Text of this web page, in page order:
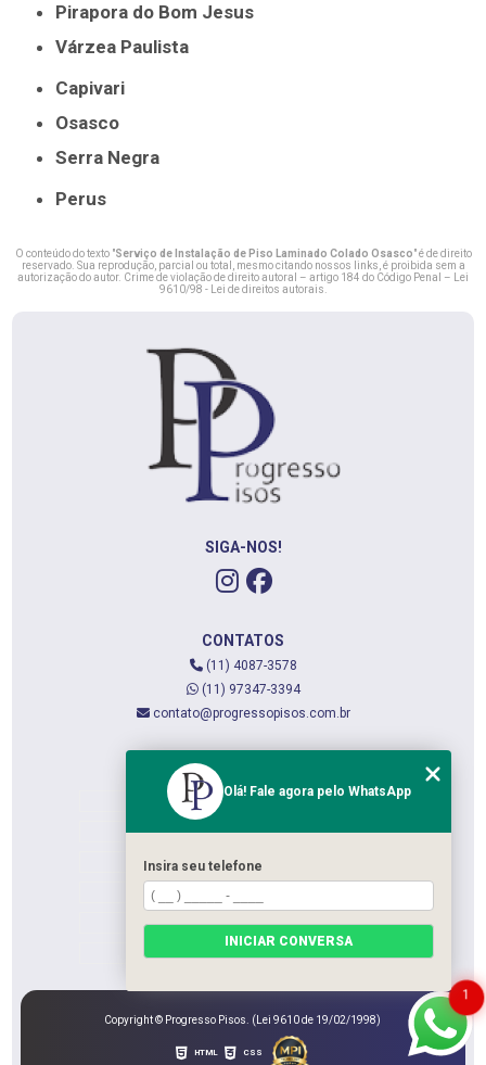
Pirapora do Bom Jesus
Várzea Paulista
Capivari
Osasco
Serra Negra
Perus
O conteúdo do texto "Serviço de Instalação de Piso Laminado Colado Osasco" é de direito
reservado. Sua reprodução, parcial ou total, mesmo citando nossos links, é proibida sem a
autorização do autor. Crime de violação de direito autoral – artigo 184 do Código Penal –
Lei
9610/98 - Lei de direitos autorais
SIGA-NOS!
CONTATOS
(11) 4087-3578
(11) 97347-3394
contato@progressopisos.com.br
QUEM SOMOS
SERVIÇOS
CATEGORIAS
Copyright © Progresso Pisos. (Lei 9610 de 19/02/1998)
HTML CSS
1
Olá! Fale agora pelo WhatsApp
Insira seu telefone
INICIAR CONVERSA